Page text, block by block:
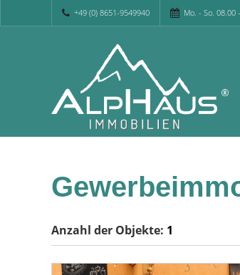
+49 (0) 8651-9549940 Mo. - So. 08.00
Anzahl der Objekte: 1